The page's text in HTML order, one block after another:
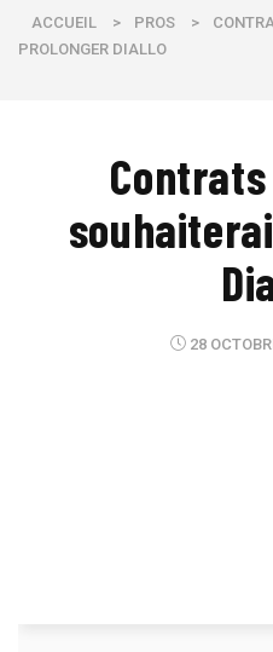
ACCUEIL > PROS >
PROLONGER DIALLO
28